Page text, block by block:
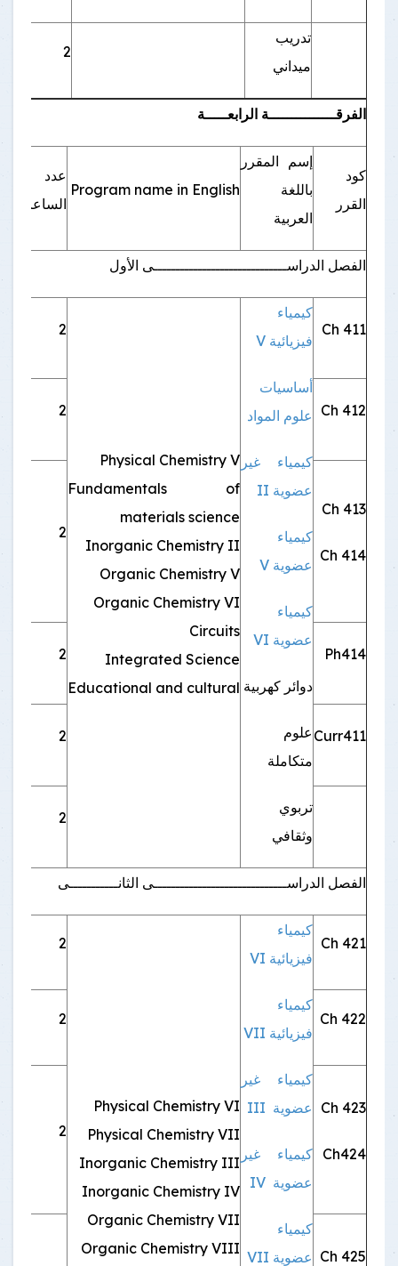
تدريب
ميداني
2
الفرقـــــــــــــــة الرابعـــــة
كود
القرر
إسم المقرر
باللغة
العربية
Program name in English
عدد
الساعات
الفصل الدراســــــــــــــــــــــــــــــى الأول
Ch 411
كيمياء
فيزيائية V
أساسيات
علوم المواد
كيمياء غير
عضوية II
كيمياء
عضوية V
كيمياء
عضوية VI
دوائر كهربية
علوم
متكاملة
تربوي
وثقافي
Physical Chemistry V
Fundamentals of
materials science
Inorganic Chemistry II
Organic Chemistry V
Organic Chemistry VI
Circuits
Integrated Science
Educational and cultural
2
Ch 412
2
Ch 413
Ch 414
2
Ph414
2
Curr411
2
2
الفصل الدراســــــــــــــــــــــــــــــى الثانـــــــــــى
421 Ch
كيمياء
فيزيائية VI
كيمياء
فيزيائية VII
كيمياء غير
عضوية III
كيمياء غير
عضوية IV
كيمياء
عضوية VII
Physical Chemistry VI
Physical Chemistry VII
Inorganic Chemistry III
Inorganic Chemistry IV
Organic Chemistry VII
Organic Chemistry VIII
2
Ch 422
2
Ch 423
Ch424
2
Ch 425